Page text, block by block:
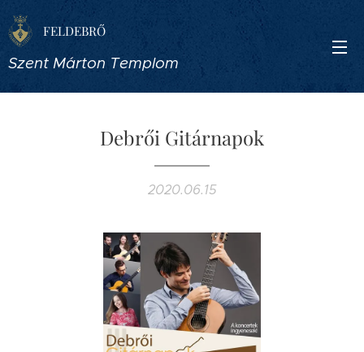
FELDEBRŐ
Szent Márton Templom
Debrői Gitárnapok
2020.06.15